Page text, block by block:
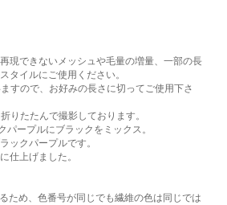
現できないメッシュや毛量の増量、一部の長
タイルにご使用ください。
すので、お好みの長さに切ってご使用下さ
りたたんで撮影しております。
パープルにブラックをミックス。
ックパープルです。
仕上げました。
ため、色番号が同じでも繊維の色は同じでは